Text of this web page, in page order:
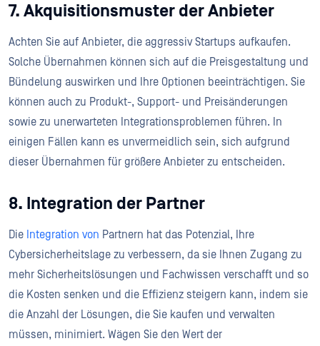
7. Akquisitionsmuster der Anbieter
Achten Sie auf Anbieter, die aggressiv Startups aufkaufen.
Solche Übernahmen können sich auf die Preisgestaltung und
Bündelung auswirken und Ihre Optionen beeinträchtigen. Sie
können auch zu Produkt-, Support- und Preisänderungen
sowie zu unerwarteten Integrationsproblemen führen. In
einigen Fällen kann es unvermeidlich sein, sich aufgrund
dieser Übernahmen für größere Anbieter zu entscheiden.
8. Integration der Partner
Die Integration von Partnern hat das Potenzial, Ihre
Cybersicherheitslage zu verbessern, da sie Ihnen Zugang zu
mehr Sicherheitslösungen und Fachwissen verschafft und so
die Kosten senken und die Effizienz steigern kann, indem sie
die Anzahl der Lösungen, die Sie kaufen und verwalten
müssen, minimiert. Wägen Sie den Wert der